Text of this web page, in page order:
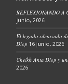
REFLEXIONANDO A
junio, 2026
El legado silenciado
Diop 16 junio, 2026
Cheikh Anta Diop y
2026